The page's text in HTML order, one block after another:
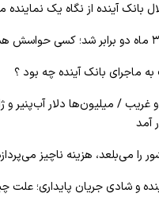
بانک آینده از نگاه یک
به ماجرای بانک آینده چه بود ؟
غریب / میلیون‌ها دلار آب‌پنیر و
آمد
را می‌بلعد، هزینه ناچیز
و شادی جریان پایداری؛